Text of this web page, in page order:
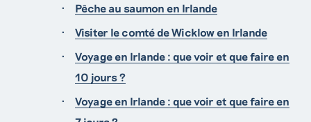
09 70 71 80 00
Pêche au saumon en Irlande
Visiter le comté de Wicklow en Irlande
Voyage en Irlande : que voir et que faire en
10 jours ?
Voyage en Irlande : que voir et que faire en